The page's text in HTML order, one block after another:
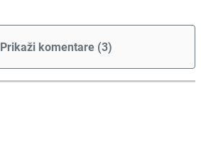
Prikaži komentare (3)